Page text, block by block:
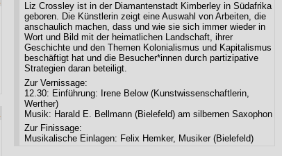
Liz Crossley ist in der Diamantenstadt Kimberley in Südafrika
geboren. Die Künstlerin zeigt eine Auswahl von Arbeiten, die
anschaulich machen, dass und wie sie sich immer wieder in
Wort und Bild mit der heimatlichen Landschaft, ihrer
Geschichte und den Themen Kolonialismus und Kapitalismus
beschäftigt hat und die Besucher*innen durch partizipative
Strategien daran beteiligt.
Zur Vernissage:
12.30: Einführung: Irene Below (Kunstwissenschaftlerin,
Werther)
Musik: Harald E. Bellmann (Bielefeld) am silbernen Saxophon
Zur Finissage:
Musikalische Einlagen: Felix Hemker, Musiker (Bielefeld)